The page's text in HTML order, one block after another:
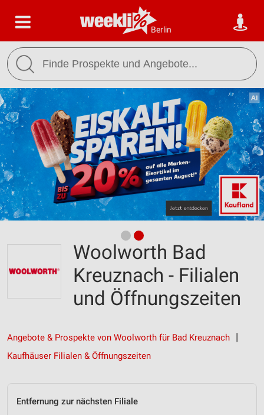
Berlin
Woolworth Bad
Kreuznach - Filialen
und Öffnungszeiten
Angebote & Prospekte von Woolworth für Bad Kreuznach
Kaufhäuser Filialen & Öffnungszeiten
Entfernung zur nächsten Filiale